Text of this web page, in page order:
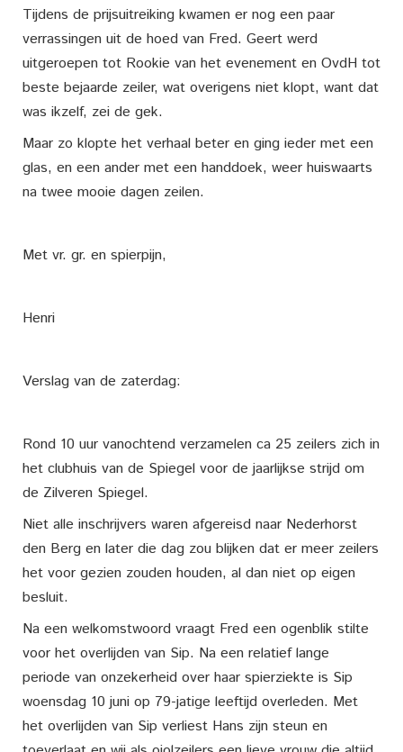
Tijdens de prijsuitreiking kwamen er nog een paar
verrassingen uit de hoed van Fred. Geert werd
uitgeroepen tot Rookie van het evenement en OvdH tot
beste bejaarde zeiler, wat overigens niet klopt, want dat
was ikzelf, zei de gek.
Maar zo klopte het verhaal beter en ging ieder met een
glas, en een ander met een handdoek, weer huiswaarts
na twee mooie dagen zeilen.
Met vr. gr. en spierpijn,
Henri
Verslag van de zaterdag:
Rond 10 uur vanochtend verzamelen ca 25 zeilers zich in
het clubhuis van de Spiegel voor de jaarlijkse strijd om
de Zilveren Spiegel.
Niet alle inschrijvers waren afgereisd naar Nederhorst
den Berg en later die dag zou blijken dat er meer zeilers
het voor gezien zouden houden, al dan niet op eigen
besluit.
Na een welkomstwoord vraagt Fred een ogenblik stilte
voor het overlijden van Sip. Na een relatief lange
periode van onzekerheid over haar spierziekte is Sip
woensdag 10 juni op 79-jatige leeftijd overleden. Met
het overlijden van Sip verliest Hans zijn steun en